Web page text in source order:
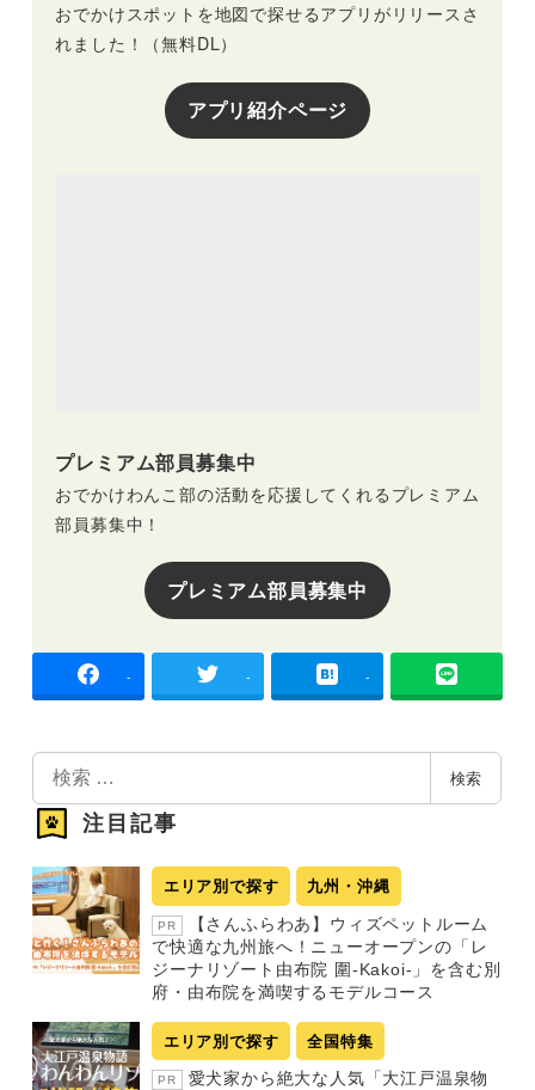
おでかけスポットを地図で探せるアプリがリリースさ
れました！（無料DL）
アプリ紹介ページ
プレミアム部員募集中
おでかけわんこ部の活動を応援してくれるプレミアム
部員募集中！
プレミアム部員募集中
- - -
索
検索
注目記事
エリア別で探す 九州・沖縄
PR
【さんふらわあ】ウィズペットルーム
で快適な九州旅へ！ニューオープンの「レ
ジーナリゾート由布院 圍-Kakoi-」を含む別
府・由布院を満喫するモデルコース
エリア別で探す 全国特集
PR
愛犬家から絶大な人気「大江戸温泉物